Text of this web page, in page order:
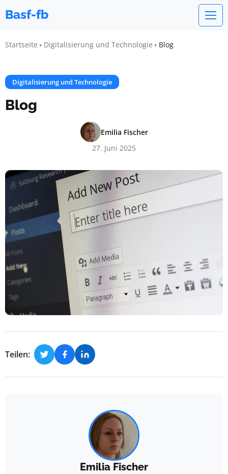
Basf-fb
Startseite Digitalisierung und Technologie Blog
Digitalisierung und Technologie
Blog
Emilia Fischer
27. Juni 2025
Teilen:
Emilia Fischer